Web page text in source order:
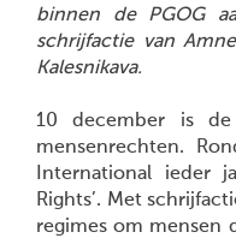
binnen de PGOG
schrijfactie van
Kalesnikava.
10 december is
mensenrechten.
International ieder
Rights’. Met
regimes om mensen